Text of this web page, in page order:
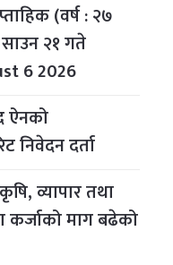
(वर्ष : २७
२१ गते
6 2026
ऐनको
निवेदन दर्ता
व्यापार तथा
कर्जाको माग बढेको